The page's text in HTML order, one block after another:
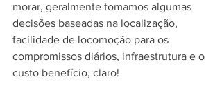
morar, geralmente tomamos algumas
decisões baseadas na localização,
facilidade de locomoção para os
compromissos diários, infraestrutura e o
custo benefício, claro!